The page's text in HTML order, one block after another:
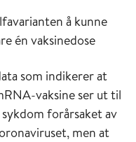
å kunne
én vaksinedose
som indikerer at
vaksine ser ut til
forårsaket av
men at